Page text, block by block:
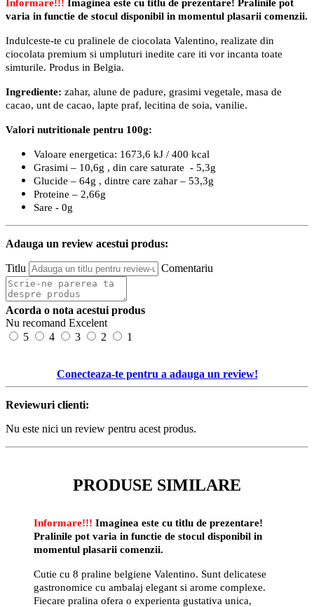
Informare!!!
Imaginea este cu titlu de prezentare! Pralinile pot
varia in functie de stocul disponibil in momentul plasarii comenzii.
Indulceste-te cu pralinele de ciocolata Valentino, realizate din
ciocolata premium si umpluturi inedite care iti vor incanta toate
simturile. Produs in Belgia.
Ingrediente: zahar, alune de padure, grasimi vegetale, masa de
cacao, unt de cacao, lapte praf, lecitina de soia, vanilie.
Valori nutritionale pentru 100g:
Valoare energetica: 1673,6 kJ / 400 kcal
Grasimi – 10,6g , din care saturate - 5,3g
Glucide – 64g , dintre care zahar – 53,3g
Proteine – 2,66g
Sare - 0g
Adauga un review acestui produs:
Titlu Comentariu
Acorda o nota acestui produs
Nu recomand Excelent
5
4 3 2 1
Conecteaza-te pentru a adauga un review!
Reviewuri clienti:
Nu este nici un review pentru acest produs.
PRODUSE SIMILARE
Informare!!! Imaginea este cu titlu de prezentare!
Pralinile pot varia in functie de stocul disponibil in
momentul plasarii comenzii.
Cutie cu 8 praline belgiene Valentino. Sunt delicatese
gastronomice cu ambalaj elegant si arome complexe.
Fiecare pralina ofera o experienta gustativa unica,